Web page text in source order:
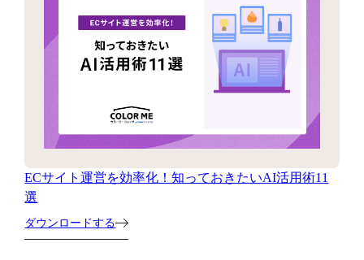
ECサイト運営を効率化！知っておきたいAI活用術11
選
ダウンロードする